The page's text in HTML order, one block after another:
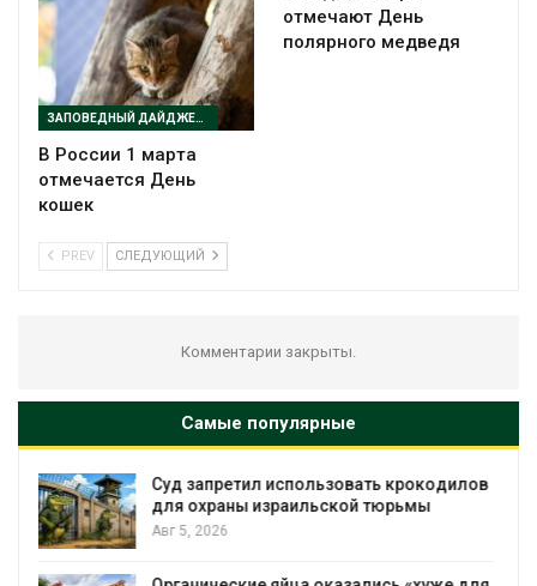
ЗАПОВЕДНЫЙ ДАЙДЖЕСТ
В России 1 марта
отмечается День
кошек
отмечают День
полярного медведя
PREV СЛЕДУЮЩИЙ
Комментарии закрыты.
Самые популярные
Микропластик обнаружили почти у всех
животных глубоководных
гидротермальных источников